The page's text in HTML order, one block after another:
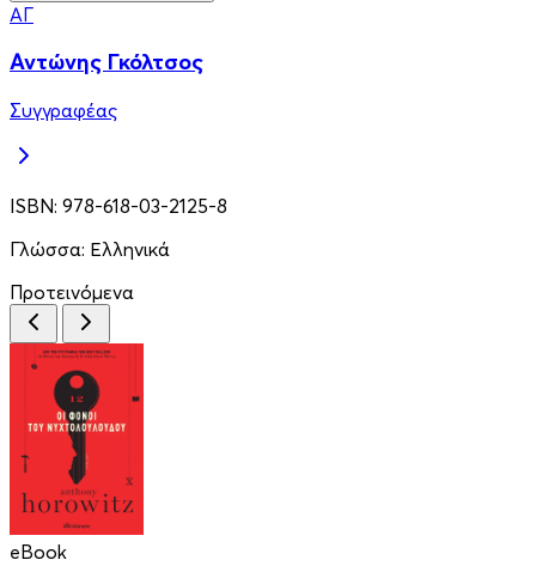
ΑΓ
Αντώνης Γκόλτσος
Συγγραφέας
ISBN: 978-618-03-2125-8
Γλώσσα: Ελληνικά
Προτεινόμενα
eBook